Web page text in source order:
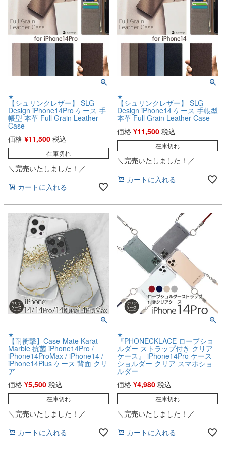
★
【シュリンクレザー】 SLG
Design iPhone14Pro ケース 手
帳型 本革 Full Grain Leather
Case
価格 ¥11,500 税込
在庫切れ
＼完売いたしました！／
カートに入れる
★
【シュリンクレザー】 SLG
Design iPhone14 ケース 手帳型
本革 Full Grain Leather Case
価格 ¥11,500 税込
在庫切れ
＼完売いたしました！／
カートに入れる
★
【耐衝撃】Case-Mate Karat
Marble 抗菌 iPhone14Pro /
iPhone14ProMax / iPhone14 /
iPhone14Plus ケース 背面 クリ
ア
価格 ¥5,500 税込
在庫切れ
＼完売いたしました！／
カートに入れる
★
『PHONECKLACE ロープショ
ルダー ストラップ付き クリア
ケース』 iPhone14Pro ケース
ショルダー クリア スマホショ
ルダー
価格 ¥4,980 税込
在庫切れ
＼完売いたしました！／
カートに入れる